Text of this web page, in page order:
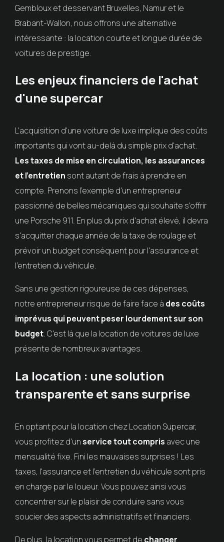
Gembloux et desservant Bruxelles, Namur et le
Brabant-Wallon, nous offrons une alternative
intéressante : la location courte et longue durée de
voitures de prestige.
Les enjeux financiers de l'achat
d'une supercar
L'acquisition d'une voiture de luxe implique des coûts
importants qui vont au-delà du simple prix d'achat.
Les taxes de mise en circulation, les assurances
et l'entretien sont autant de frais à prendre en
compte. Prenons l'exemple d'un entrepreneur
passionné de belles mécaniques qui souhaite s'offrir
une Porsche 911. En plus du prix d'achat élevé, il devra
s'acquitter chaque année de la taxe de roulage et
prévoir un budget conséquent pour l'assurance et
l'entretien du véhicule.
Sans une gestion rigoureuse de ces dépenses,
notre entrepreneur risque de faire face à des coûts
imprévus qui peuvent peser lourdement sur son
budget. C'est là que la location de voitures de luxe
présente de nombreux avantages.
La location : une solution
transparente et sans surprise
En optant pour la location chez Location Supercar,
vous profitez d'unservice tout compris avec une
mensualité fixe. Fini les mauvaises surprises ! Les
taxes, l'assurance et l'entretien du véhicule sont pris
en charge par le loueur. Vous pouvez ainsi vous
concentrer sur le plaisir de conduire sans vous
soucier des aspects administratifs et financiers.
De plus, la location vous permet de changer